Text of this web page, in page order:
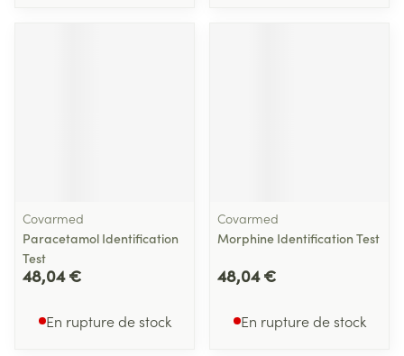
Covarmed
Paracetamol Identification
Test
48,04 €
En rupture de stock
Covarmed
Morphine Identification Test
48,04 €
En rupture de stock